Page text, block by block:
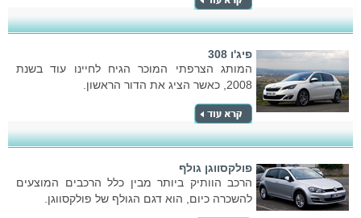
פיג'ו 308
המותג הצרפתי המוכר הגיח לחיינו עוד בשנת
2008, כאשר הציג את הדור הראשון.
פולקסווגן גולף
הרכב הוותיק ביותר מבין כלל הרכבים המוצעים
להשכרה כיום, הוא דגם הגולף של פולקסווגן.